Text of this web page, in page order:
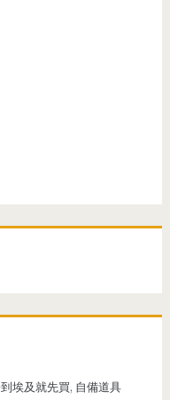
埃及就先買, 自備道具